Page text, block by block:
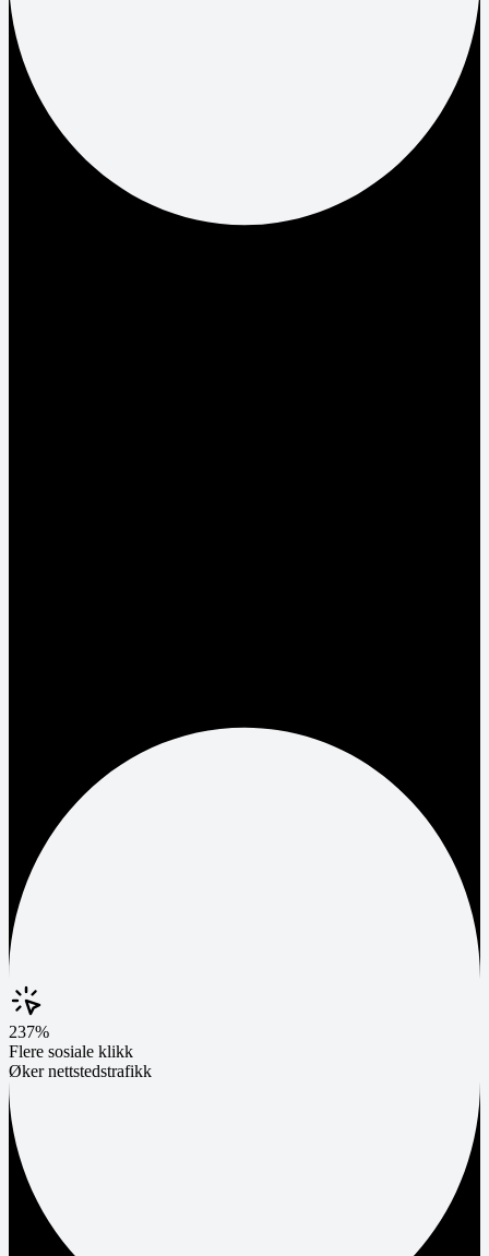
237%
Flere sosiale klikk
Øker nettstedstrafikk